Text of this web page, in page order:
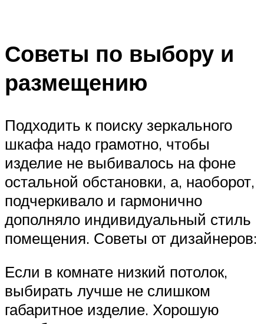
Советы по выбору и
размещению
Подходить к поиску зеркального
шкафа надо грамотно, чтобы
изделие не выбивалось на фоне
остальной обстановки, а, наоборот,
подчеркивало и гармонично
дополняло индивидуальный стиль
помещения. Советы от дизайнеров:
Если в комнате низкий потолок,
выбирать лучше не слишком
габаритное изделие. Хорошую